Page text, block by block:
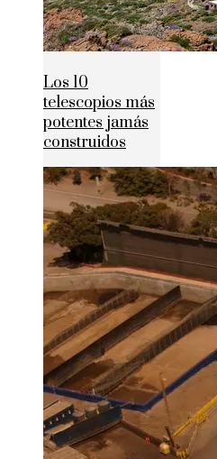
Los 10
telescopios más
potentes jamás
construidos